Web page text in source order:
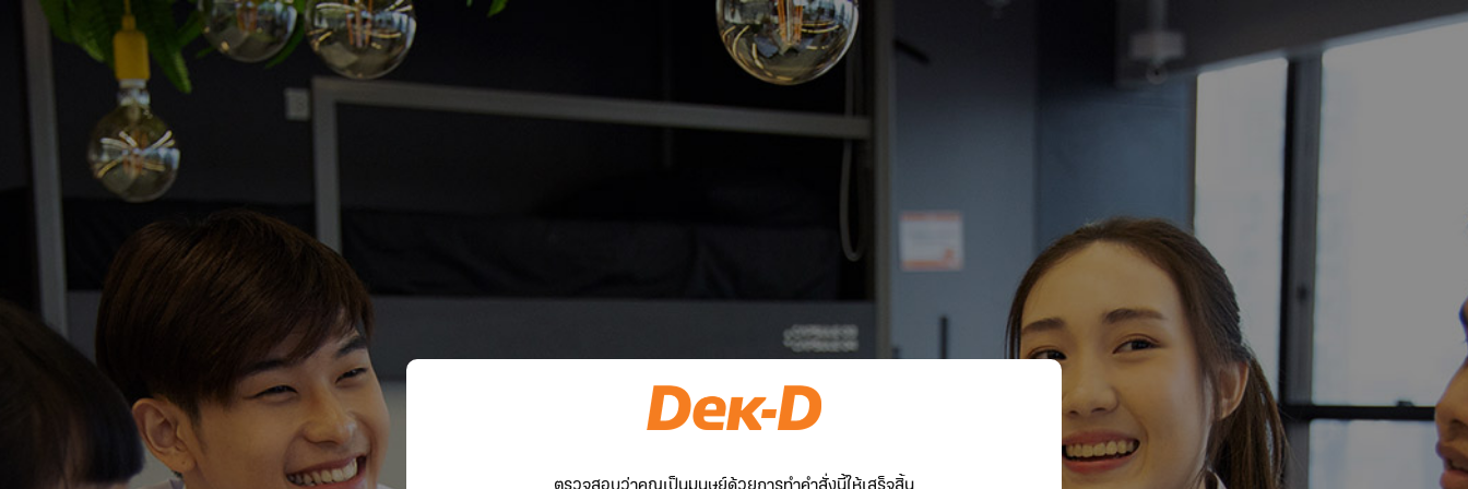
ตรวจสอบว่าคุณเป็นมนุษย์ด้วยการทำคำสั่งนี้ให้เสร็จสิ้น